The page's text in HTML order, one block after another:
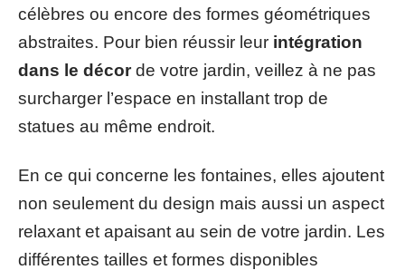
célèbres ou encore des formes géométriques
abstraites. Pour bien réussir leur intégration
dans le décorde votre jardin, veillez à ne pas
surcharger l’espace en installant trop de
statues au même endroit.
En ce qui concerne les fontaines, elles ajoutent
non seulement du design mais aussi un aspect
relaxant et apaisant au sein de votre jardin. Les
différentes tailles et formes disponibles